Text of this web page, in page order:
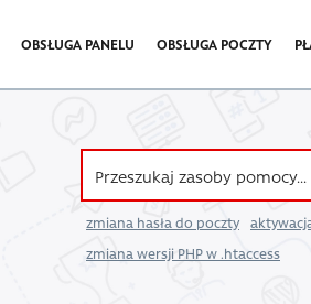
OBSŁUGA PANELU OBSŁUGA POCZTY
zmiana hasła do poczty
zmiana wersji PHP w .htaccess